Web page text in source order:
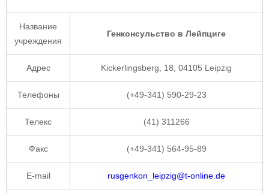
Название
учреждения
Генконсульство в Лейпциге
Адрес Kickerlingsberg, 18, 04105 Leipzig
Телефоны (+49-341) 590-29-23
Телекс (41) 311266
Факс (+49-341) 564-95-89
E-mail rusgenkon_leipzig@t-online.de